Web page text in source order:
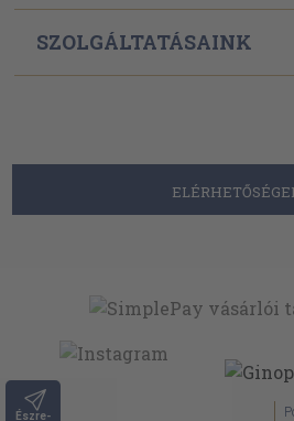
Észre-
SZOLGÁLTATÁSAINK